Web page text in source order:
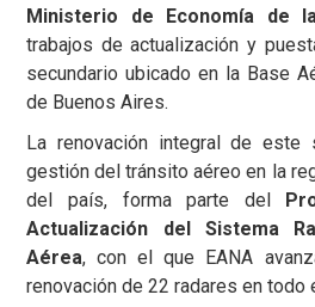
Ministerio de Economía de
trabajos de actualización y
secundario ubicado en la Base
de Buenos Aires.
La renovación integral de este
gestión del tránsito aéreo en la
del país, forma parte del
Actualización del Sistema
Aérea, con el que EANA
renovación de 22 radares en todo